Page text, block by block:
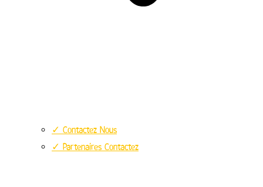
✓ Contactez Nous
✓ Partenaires Contactez